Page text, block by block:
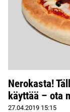
Nerokasta!
käyttää – ota
27.04.2019 15:15